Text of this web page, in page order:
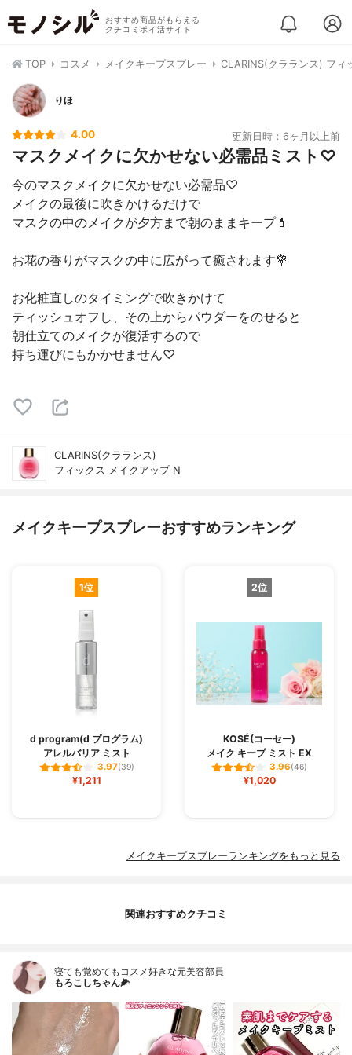
おすすめ商品がもらえる
クチコミポイ活サイト
TOP コスメ メイクキープスプレー CLARINS(クラランス) フィ
りほ
4.00 更新日時：6ヶ月以上前
マスクメイクに欠かせない必需品ミスト♡
今のマスクメイクに欠かせない必需品♡
メイクの最後に吹きかけるだけで
マスクの中のメイクが夕方まで朝のままキープ💄
お花の香りがマスクの中に広がって癒されます💐
お化粧直しのタイミングで吹きかけて
ティッシュオフし、その上からパウダーをのせると
朝仕立てのメイクが復活するので
持ち運びにもかかせません♡
CLARINS(クラランス)
フィックス メイクアップ N
メイクキープスプレーおすすめランキング
1位
d program(d プログラム)
アレルバリア ミスト
3.97(39)
¥1,211
2位
KOSÉ(コーセー)
メイク キープ ミスト EX
3.96(46)
¥1,020
メイクキープスプレーランキングをもっと見る
関連おすすめクチコミ
寝ても覚めてもコスメ好きな元美容部員
もろこしちゃん🌽